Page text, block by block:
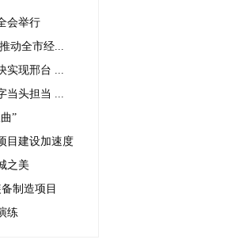
会举行
动全市经...
实现邢台 ...
当头担当 ...
”
目建设加速度
之美
制造项目
练